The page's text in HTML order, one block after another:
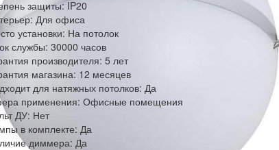
защиты: IP20
Для офиса
установки: На потолок
службы: 30000 часов
производителя: 5 лет
магазина: 12 месяцев
для натяжных потолков: Да
применения: Офисные помещения
ДУ: Нет
в комплекте: Да
диммера: Да